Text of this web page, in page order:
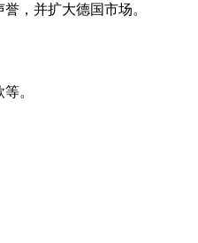
，并扩大德国市场。
。